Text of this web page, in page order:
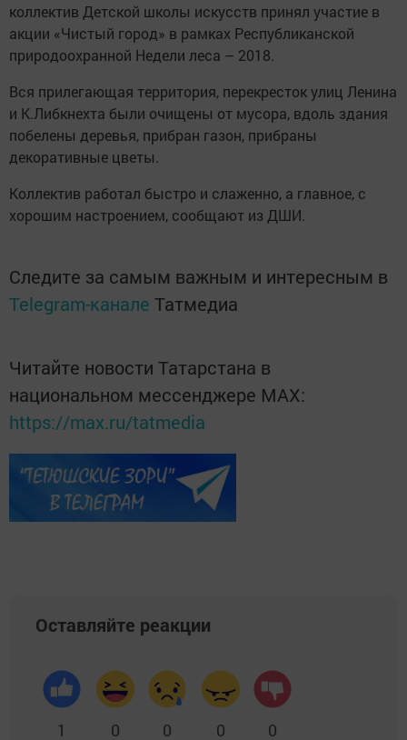
коллектив Детской школы искусств принял участие в
акции «Чистый город» в рамках Республиканской
природоохранной Недели леса – 2018.
Вся прилегающая территория, перекресток улиц Ленина
и К.Либкнехта были очищены от мусора, вдоль здания
побелены деревья, прибран газон, прибраны
декоративные цветы.
Коллектив работал быстро и слаженно, а главное, с
хорошим настроением, сообщают из ДШИ.
Следите за самым важным и интересным в
Telegram-канале Татмедиа
Читайте новости Татарстана в
национальном мессенджере MАХ:
https://max.ru/tatmedia
Оставляйте реакции
1 0 0 0 0